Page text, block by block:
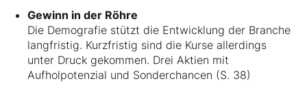
Gewinn in der Röhre
Die Demografie stützt die Entwicklung der Branche
langfristig. Kurzfristig sind die Kurse allerdings
unter Druck gekommen. Drei Aktien mit
Aufholpotenzial und Sonderchancen (S. 38)